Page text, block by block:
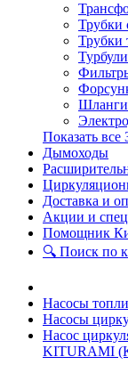
Трубки
Трубки
Показать все
Дымоходы
Доставка и
Акции и
Помощник
🔍 Поиск по
Насосы
Насосы
Насос
KITURAMI